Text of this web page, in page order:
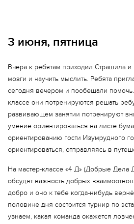
Еще 16 фото
3 июня, пятница
Вчера к ребятам приходил Страшила
мозги и научить мыслить. Ребята
сегодня вечером и пообещали
классе они потренируются решать
развивающем занятии потренируют
умение ориентироваться на листе
ориентированию гости Изумрудного
ориентироваться, отправляясь в
На мастер-классе «4 Д» (Добрые Дела
обсудят важность добрых
добро и оно к тебе когда-нибудь
половине дня состоится турнир по
узнаем, какая команда окажется